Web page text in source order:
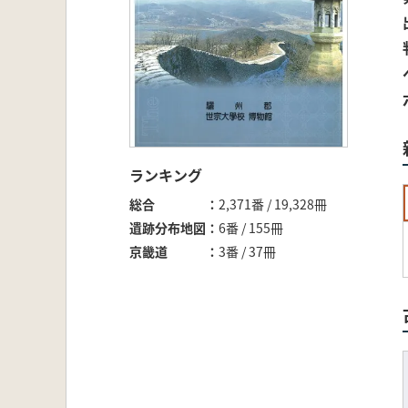
ランキング
総合
2,371番 / 19,328冊
遺跡分布地図
6番 / 155冊
京畿道
3番 / 37冊